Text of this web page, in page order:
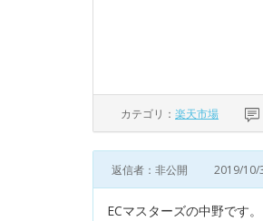
カテゴリ： 楽天市場
返信者：非公開 2019/10/
ECマスターズの中野です。